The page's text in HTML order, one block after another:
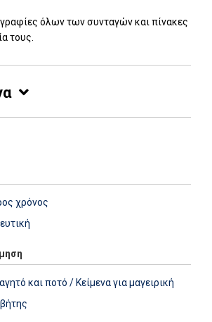
όλων των συνταγών και πίνακες
τους.
χρόνος
και ποτό / Κείμενα για μαγειρική